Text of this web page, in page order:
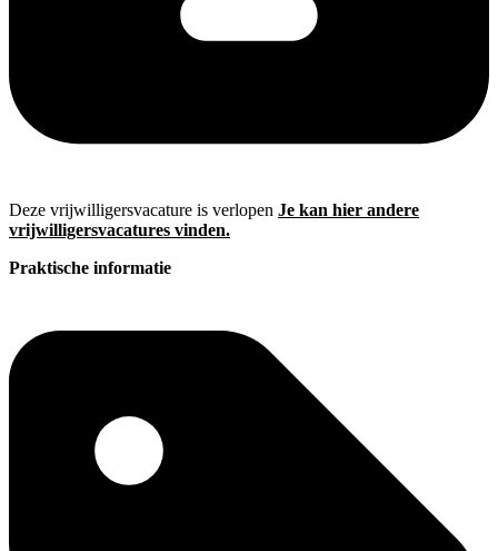
Deze vrijwilligersvacature is verlopen Je kan hier andere
vrijwilligersvacatures vinden.
Praktische informatie